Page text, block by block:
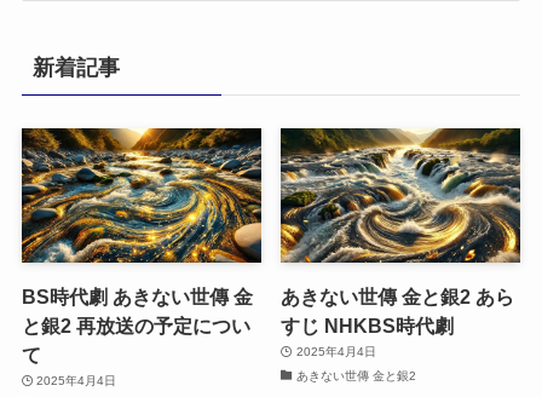
リ
ー
新着記事
BS時代劇 あきない世傳 金
と銀2 再放送の予定につい
て
2025年4月4日
あきない世傳 金と銀2 あら
すじ NHKBS時代劇
2025年4月4日
あきない世傳 金と銀2